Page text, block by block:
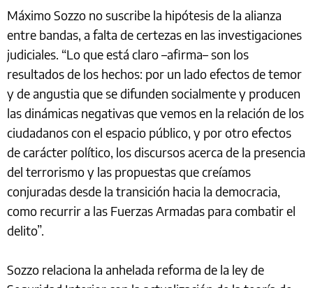
Máximo Sozzo no suscribe la hipótesis de la alianza
entre bandas, a falta de certezas en las investigaciones
judiciales. “Lo que está claro –afirma– son los
resultados de los hechos: por un lado efectos de temor
y de angustia que se difunden socialmente y producen
las dinámicas negativas que vemos en la relación de los
ciudadanos con el espacio público, y por otro efectos
de carácter político, los discursos acerca de la presencia
del terrorismo y las propuestas que creíamos
conjuradas desde la transición hacia la democracia,
como recurrir a las Fuerzas Armadas para combatir el
delito”.
Sozzo relaciona la anhelada reforma de la ley de